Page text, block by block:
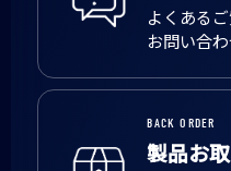
よくある
お問い合
BACK ORDER
製品お